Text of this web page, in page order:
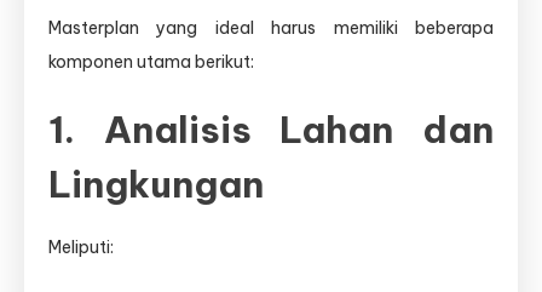
Masterplan yang ideal harus memiliki beberapa
komponen utama berikut:
1. Analisis Lahan dan
Lingkungan
Meliputi: